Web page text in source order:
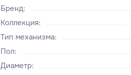
Бренд:
Коллекция:
Тип механизма:
Пол:
Диаметр: